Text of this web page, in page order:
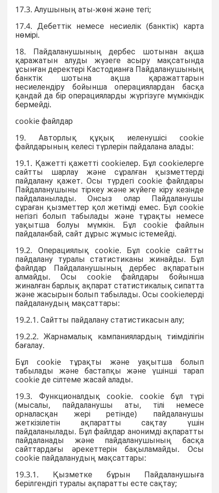
17.3. Алушының аты-жөні және тегі;
17.4. Дебеттік немесе несиелік (банктік) карта
нөмірі.
18. Пайдаланушының дербес шотынан ақша
қаражатын алуды жүзеге асыру мақсатында
ұсынған деректері Кастодианға Пайдаланушының
банктік шотына ақша қаражаттарын
несиелендіру бойынша операциялардан басқа
қандай да бір операцияларды жүргізуге мүмкіндік
бермейді.
cookie файлдар
19. Авторлық құқық иеленушісі cookie
файлдарының келесі түрлерін пайдалана алады:
19.1. Қажетті қажетті cookieлер. Бұл cookieлерге
сайтты шарлау және сұралған қызметтерді
пайдалану қажет. Осы түрдегі cookie файлдары
Пайдаланушыны тіркеу және жүйеге кіру кезінде
пайдаланылады. Онсыз олар Пайдаланушы
сұраған қызметтер қол жетімді емес. Бұл cookie
негізгі болып табылады және тұрақты немесе
уақытша болуы мүмкін. Бұл cookie файлын
пайдаланбай, сайт дұрыс жұмыс істемейді.
19.2. Операциялық cookie. Бұл cookie сайтты
пайдалану туралы статистиканы жинайды. Бұл
файлдар Пайдаланушының дербес ақпаратын
алмайды. Осы cookie файлдары бойынша
жиналған барлық ақпарат статистикалық сипатта
және жасырын болып табылады. Осы cookieлерді
пайдаланудың мақсаттары:
19.2.1. Сайтты пайдалану статистикасын алу;
19.2.2. Жарнамалық кампаниялардың тиімділігін
бағалау.
Бұл cookie тұрақты және уақытша болып
табылады және бастапқы және үшінші тарап
cookie де сілтеме жасай алады.
19.3. Функционалдық cookie. cookie бұл түрі
(мысалы, пайдаланушы аты, тілі немесе
орналасқан жері ретінде) пайдаланушы
жеткізілетін ақпаратты сақтау үшін
пайдаланылады. Бұл файлдар анонимді ақпаратты
пайдаланады және пайдаланушының басқа
сайттардағы әрекеттерін бақыламайды. Осы
cookie пайдаланудың мақсаттары:
19.3.1. Қызметке бұрын Пайдаланушыға
берілгендігі туралы ақпаратты есте сақтау;